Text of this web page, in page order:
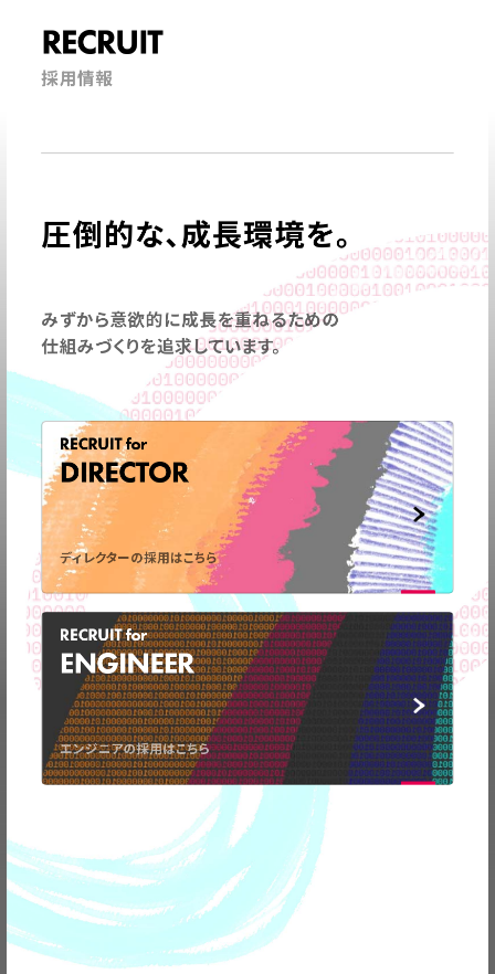
RECRUIT
採用情報
圧倒的な、成長環境を。
みずから意欲的に成長を重ねるための
仕組みづくりを追求しています。
RECRUIT for
DIRECTOR
ディレクターの採用はこちら
RECRUIT for
ENGINEER
エンジニアの採用はこちら
CONTACT US
弊社の事業についてや、
取材のお問い合わせなど
お気軽にご連絡ください。